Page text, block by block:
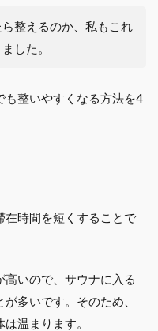
整えるのか、私もこれ
した。
も整いやすくなる方法を4
在時間を短くすることで
いので、サウナに入る
多いです。そのため、
温まります。